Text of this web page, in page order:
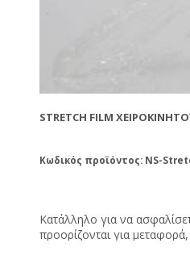
STRETCH FILM
Κωδικός προϊόντος: NS-
Κατάλληλο για να
προορίζονται για